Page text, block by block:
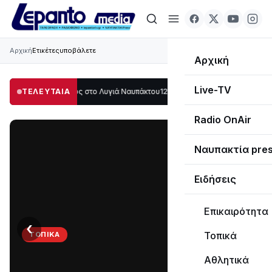
Αρχική
Live-TV
Radio OnAir
Ναυπακτία
Ειδήσεις
Επικαιρότητα
Τοπικά
Αθλητικά
ΑρχικήΕτικέτεςυποβάλετε
ΤΕΛΕΥΤΑΙΑ
μέρος στο Λυγιά Ναυπάκτου12:08 Σε τροχιά υλοποίησης η Παράκαμψη
ΤΟΠΙΚΆ
‹